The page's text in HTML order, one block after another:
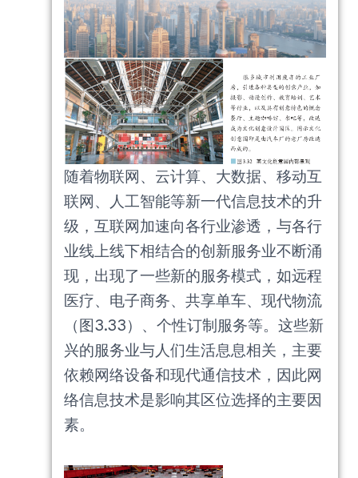
随着物联网、云计算、大数据、移动互
联网、人工智能等新一代信息技术的升
级，互联网加速向各行业渗透，与各行
业线上线下相结合的创新服务业不断涌
现，出现了一些新的服务模式，如远程
医疗、电子商务、共享单车、现代物流
（图3.33）、个性订制服务等。这些新
兴的服务业与人们生活息息相关，主要
依赖网络设备和现代通信技术，因此网
络信息技术是影响其区位选择的主要因
素。